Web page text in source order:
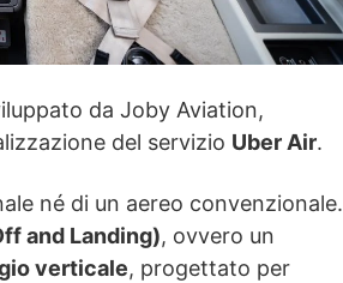
da Joby Aviation,
del servizio Uber Air.
né di un aereo convenzionale.
and Landing), ovvero un
verticale, progettato per